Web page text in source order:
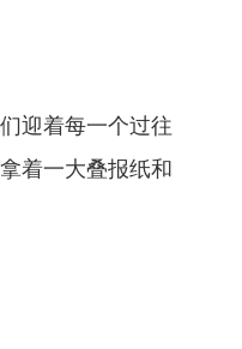
迎着每一个过往
着一大叠报纸和